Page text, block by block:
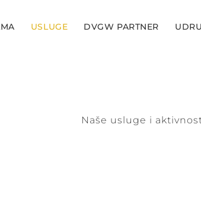
USLUGE DVGW PARTNER
Naše usluge i